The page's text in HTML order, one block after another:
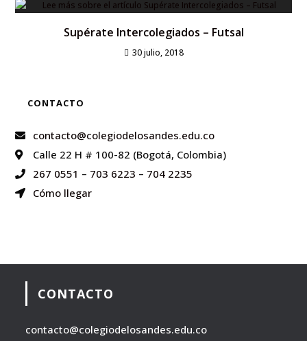
Supérate Intercolegiados – Futsal
30 julio, 2018
CONTACTO
contacto@colegiodelosandes.edu.co
Calle 22 H # 100-82 (Bogotá, Colombia)
267 0551 – 703 6223 – 704 2235
Cómo llegar
CONTACTO
contacto@colegiodelosandes.edu.co